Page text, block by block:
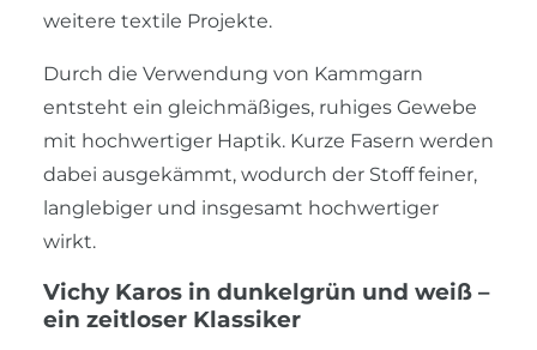
weitere textile Projekte.
Durch die Verwendung von Kammgarn
entsteht ein gleichmäßiges, ruhiges Gewebe
mit hochwertiger Haptik. Kurze Fasern werden
dabei ausgekämmt, wodurch der Stoff feiner,
langlebiger und insgesamt hochwertiger
wirkt.
Vichy Karos in dunkelgrün und weiß –
ein zeitloser Klassiker